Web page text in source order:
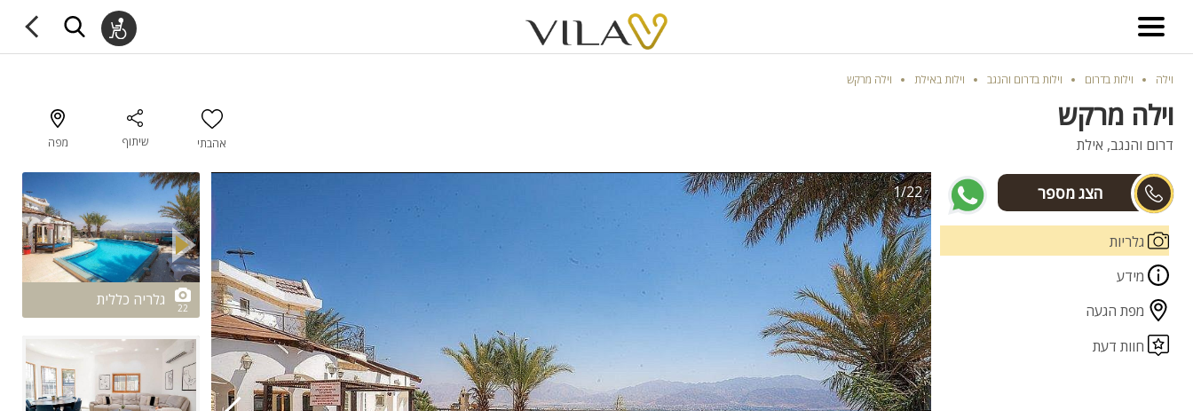
וילה וילות בדרום וילות בדרום והנגב וילות באילת וילה מרקש
וילה מרקש
דרום והנגב, אילת אהבתי שיתוף מפה
משה ואביב
גלריות
מידע
מפת הגעה
חוות דעת
1/22
2/22
22 גלריה כללית